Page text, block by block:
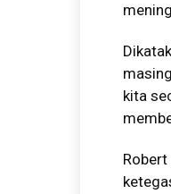
kita